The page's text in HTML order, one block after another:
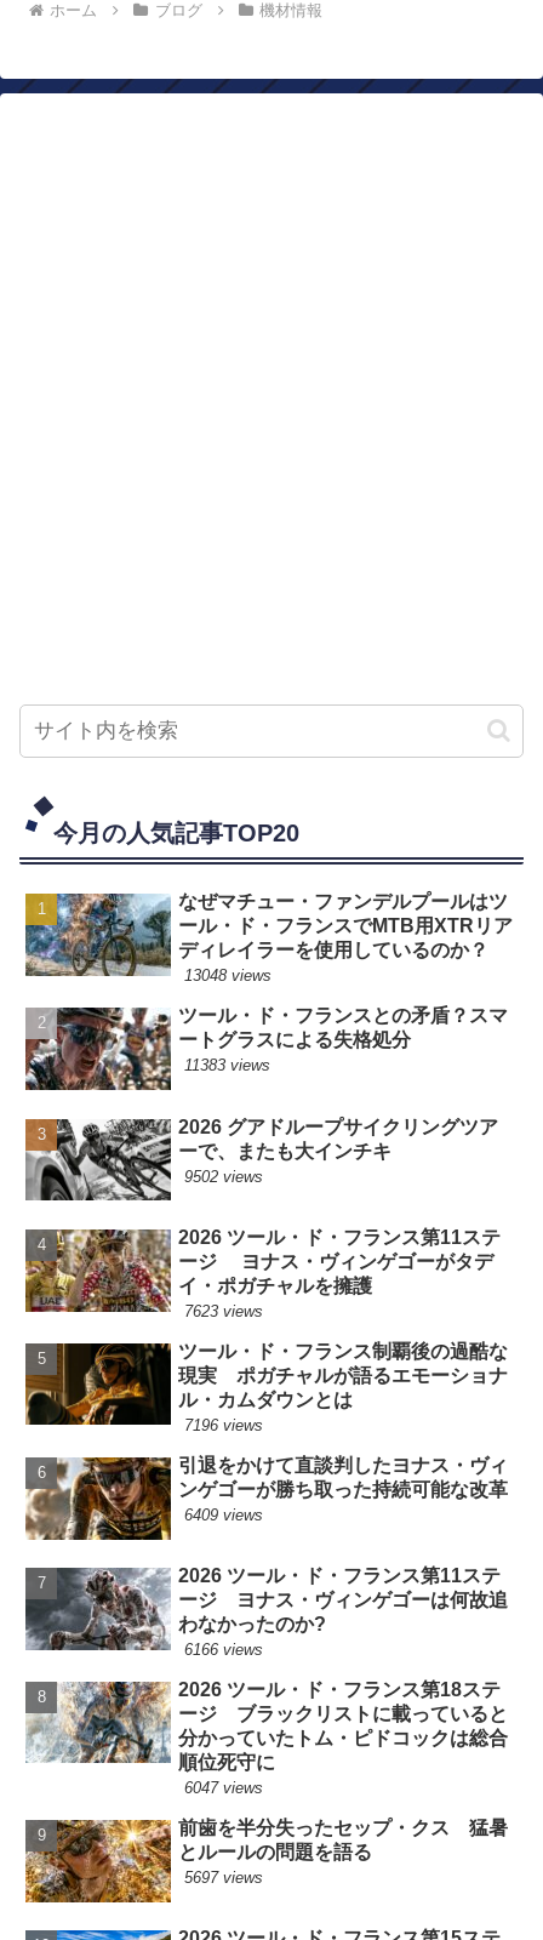
ホーム ブログ 機材情報
今月の人気記事TOP20
なぜマチュー・ファンデルプールはツ
ール・ド・フランスでMTB用XTRリア
ディレイラーを使用しているのか？
13048 views
ツール・ド・フランスとの矛盾？スマ
ートグラスによる失格処分
11383 views
2026 グアドループサイクリングツア
ーで、またも大インチキ
9502 views
2026 ツール・ド・フランス第11ステ
ージ ヨナス・ヴィンゲゴーがタデ
イ・ポガチャルを擁護
7623 views
ツール・ド・フランス制覇後の過酷な
現実 ポガチャルが語るエモーショナ
ル・カムダウンとは
7196 views
引退をかけて直談判したヨナス・ヴィ
ンゲゴーが勝ち取った持続可能な改革
6409 views
2026 ツール・ド・フランス第11ステ
ージ ヨナス・ヴィンゲゴーは何故追
わなかったのか?
6166 views
2026 ツール・ド・フランス第18ステ
ージ ブラックリストに載っていると
分かっていたトム・ピドコックは総合
順位死守に
6047 views
前歯を半分失ったセップ・クス 猛暑
とルールの問題を語る
5697 views